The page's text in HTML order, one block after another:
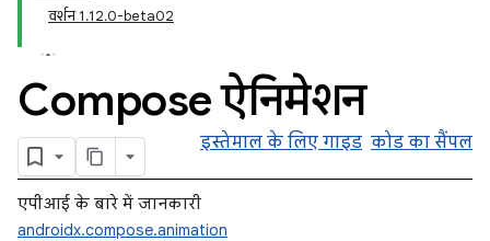
वर्शन 1.12.0-beta02
Compose ऐनिमेशन
इस्तेमाल के लिए गाइड कोड का सैंपल
एपीआई के बारे में जानकारी
androidx.compose.animation